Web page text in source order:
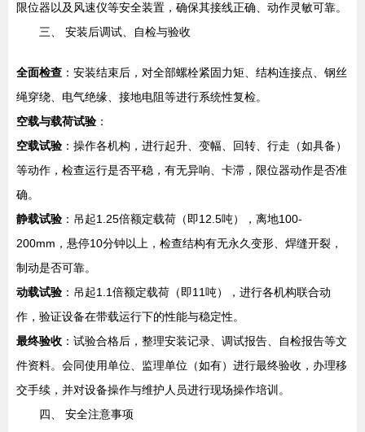
限位器以及风速仪等安全装置，确保其接线正确、动作灵敏可靠。
三、 安装后调试、自检与验收
全面检查 ：安装结束后，对全部螺栓紧固力矩、结构连接点、钢丝
绳穿绕、电气绝缘、接地电阻等进行系统性复检。
空载与载荷试验 ：
空载试验 ：操作各机构，进行起升、变幅、回转、行走（如具备）
等动作，检查运行是否平稳，有无异响、卡滞，限位器动作是否准
确。
静载试验 ：吊起1.25倍额定载荷（即12.5吨），离地100-
200mm，悬停10分钟以上，检查结构有无永久变形、焊缝开裂，
制动是否可靠。
动载试验 ：吊起1.1倍额定载荷（即11吨），进行各机构联合动
作，验证设备在带载运行下的性能与稳定性。
最终验收 ：试验合格后，整理安装记录、调试报告、自检报告等文
件资料。会同使用单位、监理单位（如有）进行最终验收，办理移
交手续，并对设备操作与维护人员进行现场操作培训。
四、 安全注意事项